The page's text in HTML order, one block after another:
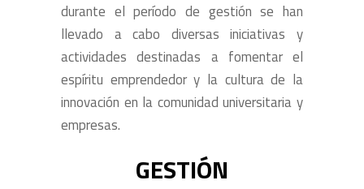
durante el período de gestión se han
llevado a cabo diversas iniciativas y
actividades destinadas a fomentar el
espíritu emprendedor y la cultura de la
innovación en la comunidad universitaria y
empresas.
GESTIÓN